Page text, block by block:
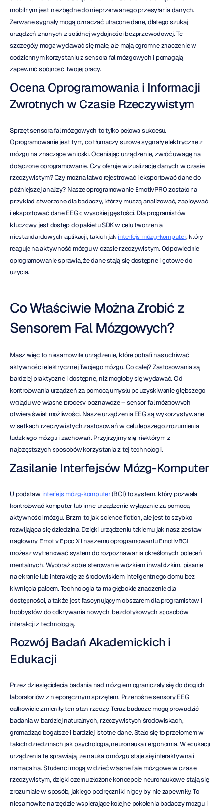
mobilnym jest niezbędne do nieprzerwanego przesyłania danych.
Zerwane sygnały mogą oznaczać utracone dane, dlatego szukaj
urządzeń znanych z solidnej wydajności bezprzewodowej. Te
szczegóły mogą wydawać się małe, ale mają ogromne znaczenie w
codziennym korzystaniu z sensora fal mózgowych i pomagają
zapewnić spójność Twojej pracy.
Ocena Oprogramowania i Informacji
Zwrotnych w Czasie Rzeczywistym
Sprzęt sensora fal mózgowych to tylko połowa sukcesu.
Oprogramowanie jest tym, co tłumaczy surowe sygnały elektryczne z
mózgu na znaczące wnioski. Oceniając urządzenie, zwróć uwagę na
dołączone oprogramowanie. Czy oferuje wizualizację danych w czasie
rzeczywistym? Czy można łatwo rejestrować i eksportować dane do
późniejszej analizy? Nasze oprogramowanie EmotivPRO zostało na
przykład stworzone dla badaczy, którzy muszą analizować, zapisywać
i eksportować dane EEG o wysokiej gęstości. Dla programistów
kluczowy jest dostęp do pakietu SDK w celu tworzenia
niestandardowych aplikacji, takich jak interfejs mózg-komputer, który
reaguje na aktywność mózgu w czasie rzeczywistym. Odpowiednie
oprogramowanie sprawia, że dane stają się dostępne i gotowe do
użycia.
Co Właściwie Można Zrobić z
Sensorem Fal Mózgowych?
Masz więc to niesamowite urządzenie, które potrafi nasłuchiwać
aktywności elektrycznej Twojego mózgu. Co dalej? Zastosowania są
bardziej praktyczne i dostępne, niż mogłoby się wydawać. Od
kontrolowania urządzeń za pomocą umysłu po uzyskiwanie głębszego
wglądu we własne procesy poznawcze – sensor fal mózgowych
otwiera świat możliwości. Nasze urządzenia EEG są wykorzystywane
w setkach rzeczywistych zastosowań w celu lepszego zrozumienia
ludzkiego mózgu i zachowań. Przyjrzyjmy się niektórym z
najczęstszych sposobów korzystania z tej technologii.
Zasilanie Interfejsów Mózg-Komputer
U podstaw interfejs mózg-komputer (BCI) to system, który pozwala
kontrolować komputer lub inne urządzenie wyłącznie za pomocą
aktywności mózgu. Brzmi to jak science fiction, ale jest to szybko
rozwijająca się dziedzina. Dzięki urządzeniu takiemu jak nasz zestaw
nagłowny Emotiv Epoc X i naszemu oprogramowaniu EmotivBCI
możesz wytrenować system do rozpoznawania określonych poleceń
mentalnych. Wyobraź sobie sterowanie wózkiem inwalidzkim, pisanie
na ekranie lub interakcję ze środowiskiem inteligentnego domu bez
kiwnięcia palcem. Technologia ta ma głębokie znaczenie dla
dostępności, a także jest fascynującym obszarem dla programistów i
hobbystów do odkrywania nowych, bezdotykowych sposobów
interakcji z technologią.
Rozwój Badań Akademickich i
Edukacji
Przez dziesięciolecia badania nad mózgiem ograniczały się do drogich
laboratoriów z nieporęcznym sprzętem. Przenośne sensory EEG
całkowicie zmieniły ten stan rzeczy. Teraz badacze mogą prowadzić
badania w bardziej naturalnych, rzeczywistych środowiskach,
gromadząc bogatsze i bardziej istotne dane. Stało się to przełomem w
takich dziedzinach jak psychologia, neuronauka i ergonomia. W edukacji
urządzenia te sprawiają, że nauka o mózgu staje się interaktywna i
namacalna. Studenci mogą widzieć własne fale mózgowe w czasie
rzeczywistym, dzięki czemu złożone koncepcje neuronaukowe stają się
zrozumiałe w sposób, jakiego podręczniki nigdy by nie zapewniły. To
niesamowite narzędzie wspierające kolejne pokolenia badaczy mózgu i